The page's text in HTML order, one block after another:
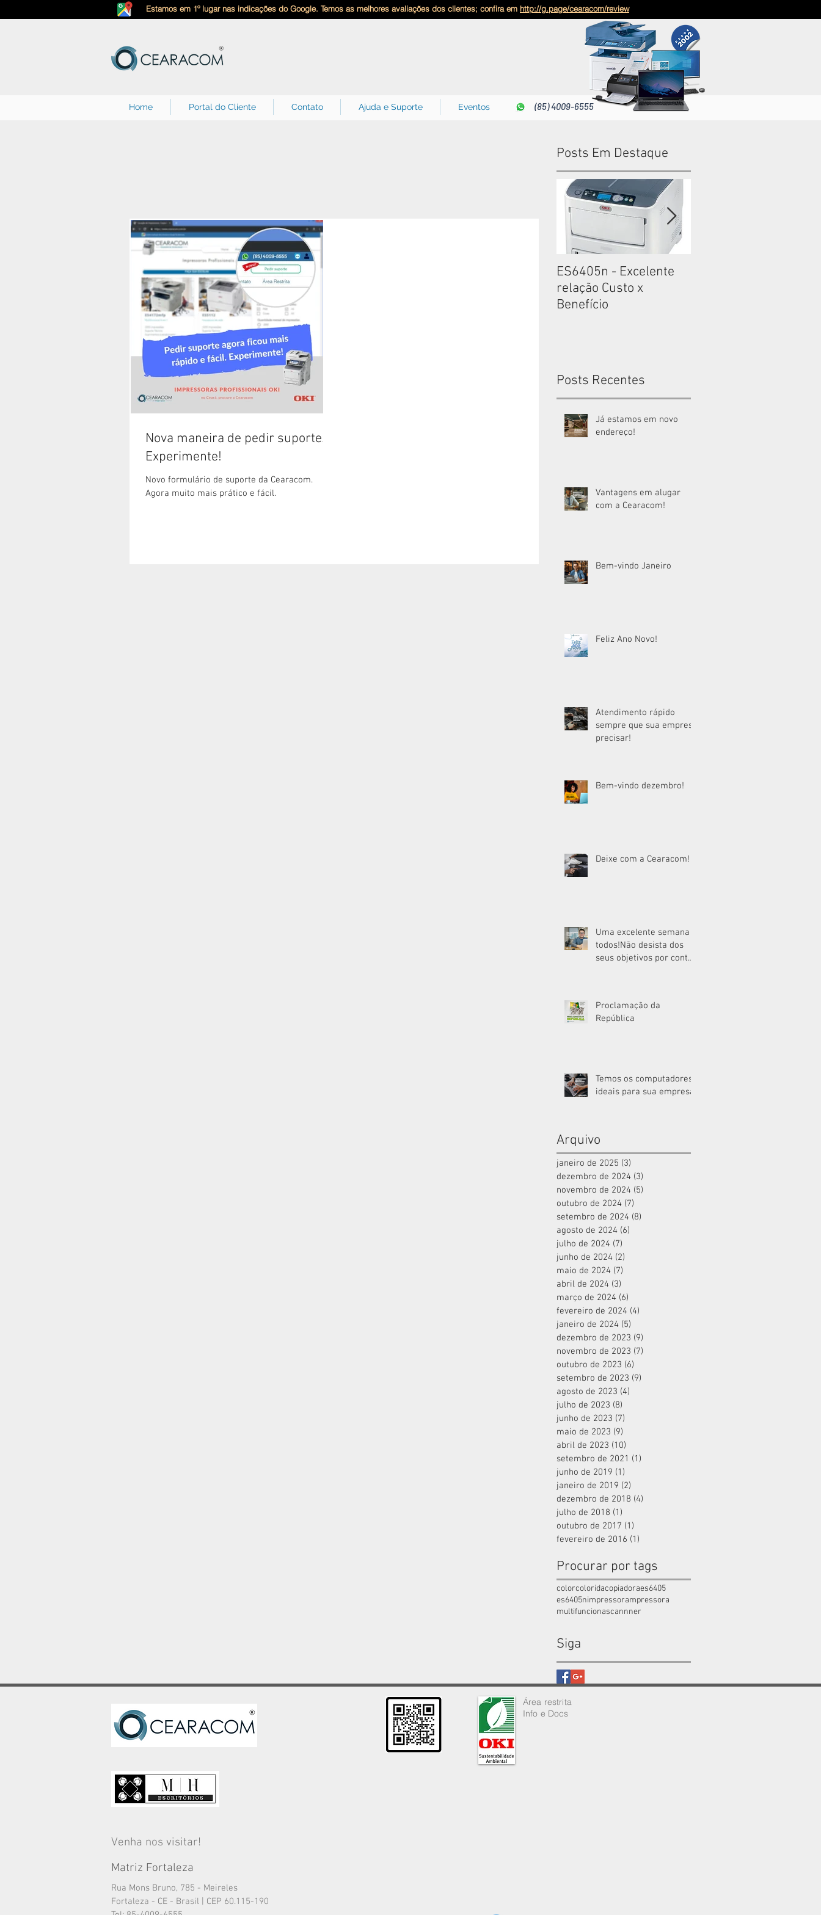
Estamos em 1º lugar nas indicações do Google. Temos as melhores avaliações dos clientes; confira em http://g.page/cearacom/review
Home Portal do Cliente Contato Ajuda e Suporte Eventos (85) 4009-6555
Posts Em Destaque
Nova maneira de pedir suporte.
Experimente!
Novo formulário de suporte da Cearacom.
Agora muito mais prático e fácil.
ES6405n - Excelente
relação Custo x
Benefício
Posts Recentes
Já estamos em novo
endereço!
Vantagens em alugar
com a Cearacom!
Bem-vindo Janeiro
Feliz Ano Novo!
Atendimento rápido
sempre que sua empresa
precisar!
Bem-vindo dezembro!
Deixe com a Cearacom!
Uma excelente semana a
todos!Não desista dos
seus objetivos por conta
Proclamação da
República
Temos os computadores
ideais para sua empresa!
Arquivo
janeiro de 2025 (3)
dezembro de 2024 (3)
novembro de 2024 (5)
outubro de 2024 (7)
setembro de 2024 (8)
agosto de 2024 (6)
julho de 2024 (7)
junho de 2024 (2)
maio de 2024 (7)
abril de 2024 (3)
março de 2024 (6)
fevereiro de 2024 (4)
janeiro de 2024 (5)
dezembro de 2023 (9)
novembro de 2023 (7)
outubro de 2023 (6)
setembro de 2023 (9)
agosto de 2023 (4)
julho de 2023 (8)
junho de 2023 (7)
maio de 2023 (9)
abril de 2023 (10)
setembro de 2021 (1)
junho de 2019 (1)
janeiro de 2019 (2)
dezembro de 2018 (4)
julho de 2018 (1)
outubro de 2017 (1)
fevereiro de 2016 (1)
Procurar por tags
colorcoloridacopiadoraes6405
es6405nimpressorampressora
multifuncionascannner
Siga
Área restrita
Info e Docs
Venha nos visitar!
Matriz Fortaleza
Rua Mons Bruno, 785 - Meireles
Fortaleza - CE - Brasil | CEP 60.115-190